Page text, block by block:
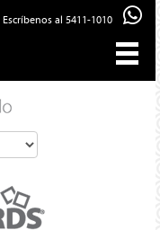
Escríbenos al 5411-1010